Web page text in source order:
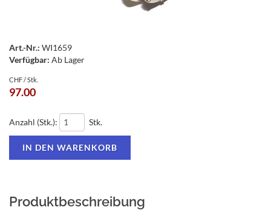
Art.-Nr.: WI1659
Verfügbar: Ab Lager
CHF / Stk.
97.00
Anzahl (Stk.): Stk.
Produktbeschreibung